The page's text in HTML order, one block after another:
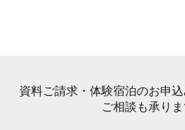
資料ご請求・体験宿泊のお申
ご相談も承りま